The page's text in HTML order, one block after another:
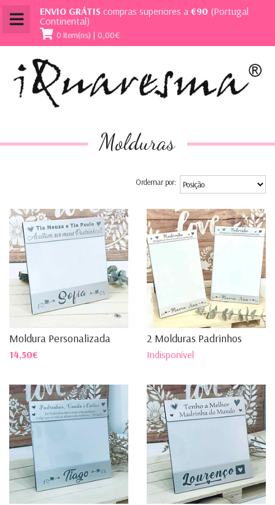
ENVIO GRÁTIS compras superiores a €90 (Portugal
Continental)
0 Item(ns) | 0,00€
Molduras
Ordernar por:
Moldura Personalizada
14,50€
2 Molduras Padrinhos
Indisponível